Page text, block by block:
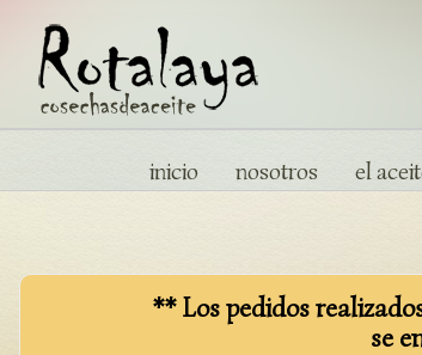
inicio nosotros el
** Los pedidos
se